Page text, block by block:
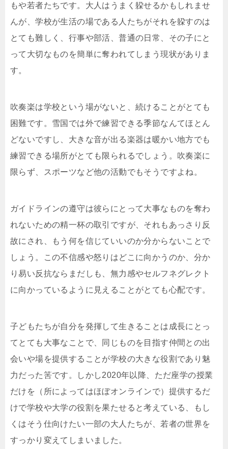
もや若者たちです。大人はうまく躱せるかもしれませ
んが、学校が生活の場である人たちがそれを躱すのは
とても難しく、行事や部活、普通の日常、その子にと
って大切なものを簡単に奪われてしまう現状がありま
す。
吹奏楽は学校という場がないと、続けることがとても
困難です。雪国では外で練習できる季節なんてほとん
どないですし、大きな音が出る楽器は暖かい地方でも
練習できる場所がとても限られるでしょう。吹奏楽に
限らず、スポーツなど他の活動でもそうですよね。
ガイドラインの遵守は彼らにとって大事なものを奪わ
れないための精一杯の取引ですが、それもあっさり反
故にされ、もう何を信じていいのか分からないことで
しょう。この不信感や怒りはどこに向かうのか、分か
り易い反抗ならまだしも、無力感やセルフネグレクト
に向かっているように見えることがとても心配です。
子どもたちが自分を発揮して生きることは成長にとっ
てとても大事なことで、同じものを目指す仲間との出
会いや場を提供することが学校の大きな役割であり魅
力だった筈です。しかし2020年以降、ただ座学の授業
だけを（所によってはほぼオンラインで）提供するだ
けで学校や大学の役割を果たせると考えている、もし
くはそう仕向けたい一部の大人たちが、若者の世界を
すっかり変えてしまいました。